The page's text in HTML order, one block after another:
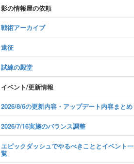
影の情報屋の依頼
戦術アーカイブ
遠征
試練の殿堂
イベント/更新情報
2026/8/6の更新内容・アップデート内容まとめ
2026/7/16実施のバランス調整
エピックダッシュでやるべきこととイベント一
覧